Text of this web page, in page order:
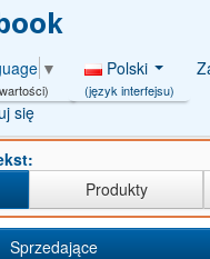
▼ Polski
(język interfejsu)
się
Produkty
Sprzedające